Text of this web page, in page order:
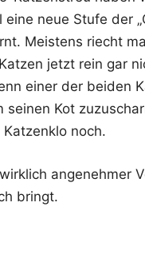
eine neue Stufe der
Meistens riecht
jetzt rein gar
einer der beiden
seinen Kot
noch.
angenehmer
bringt.